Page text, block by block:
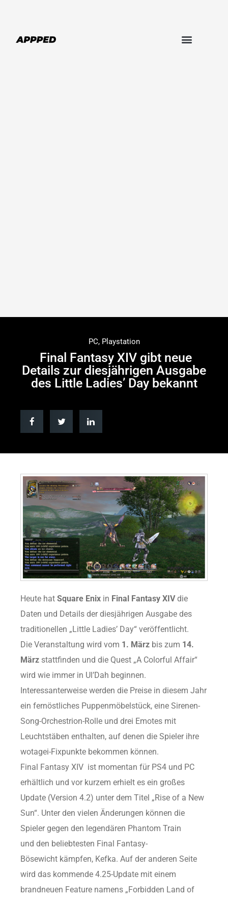
PC, Playstation
Final Fantasy XIV gibt neue
Details zur diesjährigen Ausgabe
des Little Ladies’ Day bekannt
Heute hat Square Enix in Final Fantasy XIVdie
Daten und Details der diesjährigen Ausgabe des
traditionellen „Little Ladies’ Day“ veröffentlicht.
Die Veranstaltung wird vom 1. März bis zum 14.
März stattfinden und die Quest „A Colorful Affair“
wird wie immer in Ul’Dah beginnen.
Interessanterweise werden die Preise in diesem Jahr
ein fernöstliches Puppenmöbelstück, eine Sirenen-
Song-Orchestrion-Rolle und drei Emotes mit
Leuchtstäben enthalten, auf denen die Spieler ihre
wotagei-Fixpunkte bekommen können.
Final Fantasy XIV ist momentan für PS4 und PC
erhältlich und vor kurzem erhielt es ein großes
Update (Version 4.2) unter dem Titel „Rise of a New
Sun“. Unter den vielen Änderungen können die
Spieler gegen den legendären Phantom Train
und den beliebtesten Final Fantasy-
Bösewicht kämpfen, Kefka. Auf der anderen Seite
wird das kommende 4.25-Update mit einem
brandneuen Feature namens „Forbidden Land of